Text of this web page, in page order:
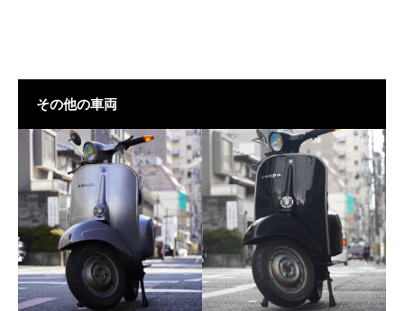
その他の車両